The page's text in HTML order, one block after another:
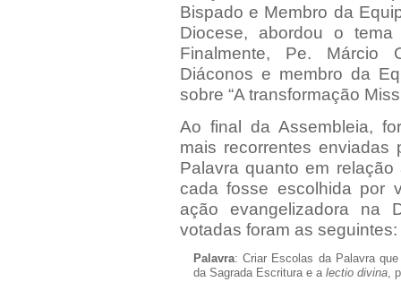
Bispado e Membro da
Diocese, abordou o
Finalmente, Pe. Márcio
Diáconos e membro da
sobre “A transformação
Ao final da Assembleia,
mais recorrentes
Palavra quanto em
cada fosse escolhida por
ação evangelizadora na
votadas foram as seguintes:
Palavra: Criar Escolas da Palavra
da Sagrada Escritura e a lectio divina,